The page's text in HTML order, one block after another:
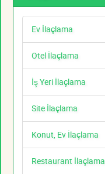
Ev İlaçlama
Otel İlaçlama
İş Yeri İlaçlama
Site İlaçlama
Konut, Ev İlaçlama
Restaurant İlaçlama